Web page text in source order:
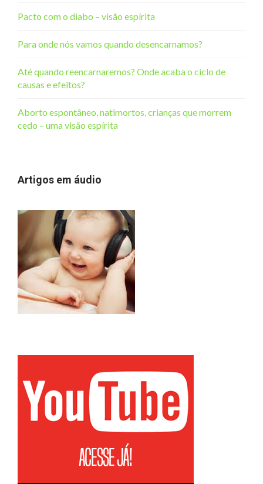
Pacto com o diabo – visão espírita
Para onde nós vamos quando desencarnamos?
Até quando reencarnaremos? Onde acaba o ciclo de
causas e efeitos?
Aborto espontâneo, natimortos, crianças que morrem
cedo – uma visão espírita
Artigos em áudio